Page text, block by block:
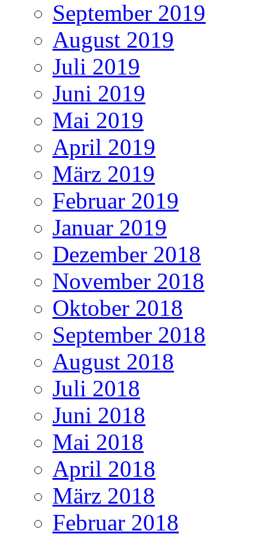
September 2019
August 2019
Juli 2019
Juni 2019
Mai 2019
April 2019
März 2019
Februar 2019
Januar 2019
Dezember 2018
November 2018
Oktober 2018
September 2018
August 2018
Juli 2018
Juni 2018
Mai 2018
April 2018
März 2018
Februar 2018